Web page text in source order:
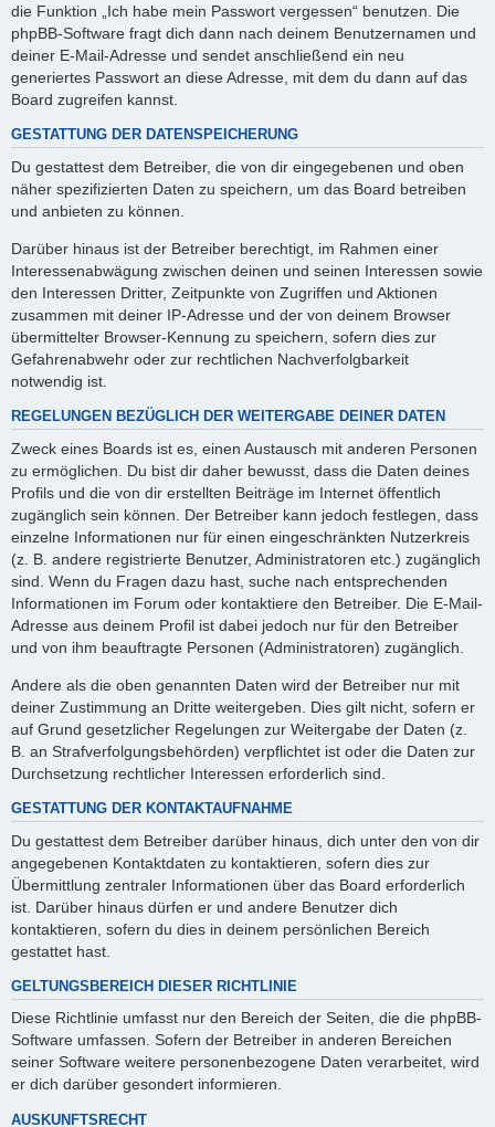
die Funktion „Ich habe mein Passwort vergessen“ benutzen. Die
phpBB-Software fragt dich dann nach deinem Benutzernamen und
deiner E-Mail-Adresse und sendet anschließend ein neu
generiertes Passwort an diese Adresse, mit dem du dann auf das
Board zugreifen kannst.
GESTATTUNG DER DATENSPEICHERUNG
Du gestattest dem Betreiber, die von dir eingegebenen und oben
näher spezifizierten Daten zu speichern, um das Board betreiben
und anbieten zu können.
Darüber hinaus ist der Betreiber berechtigt, im Rahmen einer
Interessenabwägung zwischen deinen und seinen Interessen sowie
den Interessen Dritter, Zeitpunkte von Zugriffen und Aktionen
zusammen mit deiner IP-Adresse und der von deinem Browser
übermittelter Browser-Kennung zu speichern, sofern dies zur
Gefahrenabwehr oder zur rechtlichen Nachverfolgbarkeit
notwendig ist.
REGELUNGEN BEZÜGLICH DER WEITERGABE DEINER DATEN
Zweck eines Boards ist es, einen Austausch mit anderen Personen
zu ermöglichen. Du bist dir daher bewusst, dass die Daten deines
Profils und die von dir erstellten Beiträge im Internet öffentlich
zugänglich sein können. Der Betreiber kann jedoch festlegen, dass
einzelne Informationen nur für einen eingeschränkten Nutzerkreis
(z. B. andere registrierte Benutzer, Administratoren etc.) zugänglich
sind. Wenn du Fragen dazu hast, suche nach entsprechenden
Informationen im Forum oder kontaktiere den Betreiber. Die E-Mail-
Adresse aus deinem Profil ist dabei jedoch nur für den Betreiber
und von ihm beauftragte Personen (Administratoren) zugänglich.
Andere als die oben genannten Daten wird der Betreiber nur mit
deiner Zustimmung an Dritte weitergeben. Dies gilt nicht, sofern er
auf Grund gesetzlicher Regelungen zur Weitergabe der Daten (z.
B. an Strafverfolgungsbehörden) verpflichtet ist oder die Daten zur
Durchsetzung rechtlicher Interessen erforderlich sind.
GESTATTUNG DER KONTAKTAUFNAHME
Du gestattest dem Betreiber darüber hinaus, dich unter den von dir
angegebenen Kontaktdaten zu kontaktieren, sofern dies zur
Übermittlung zentraler Informationen über das Board erforderlich
ist. Darüber hinaus dürfen er und andere Benutzer dich
kontaktieren, sofern du dies in deinem persönlichen Bereich
gestattet hast.
GELTUNGSBEREICH DIESER RICHTLINIE
Diese Richtlinie umfasst nur den Bereich der Seiten, die die phpBB-
Software umfassen. Sofern der Betreiber in anderen Bereichen
seiner Software weitere personenbezogene Daten verarbeitet, wird
er dich darüber gesondert informieren.
AUSKUNFTSRECHT